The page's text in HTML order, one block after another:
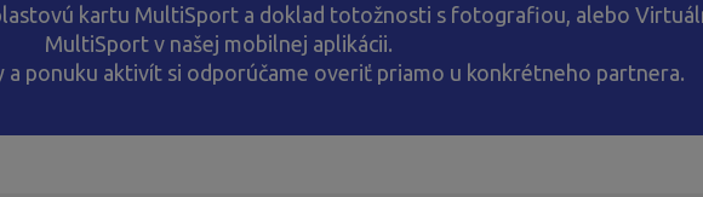
kartu MultiSport a doklad totožnosti s fotografiou, alebo
MultiSport v našej mobilnej aplikácii.
a ponuku aktivít si odporúčame overiť priamo u konkrétneho partnera.